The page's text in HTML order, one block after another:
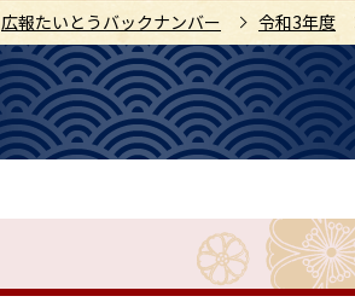
広報たいとうバックナンバー 令和3年度